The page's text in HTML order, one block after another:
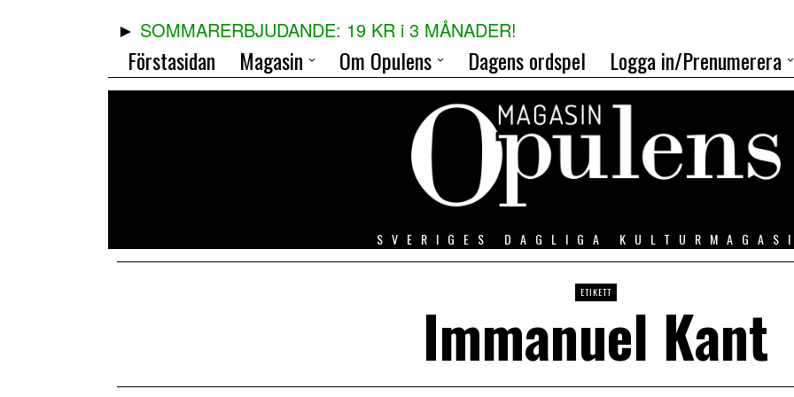
SOMMARERBJUDANDE: 19 KR i 3 MÅNADER!
Förstasidan Magasin Om Opulens Dagens ordspel Logga in/Prenumerera
SVERIGES DAGLIGA
ETIKETT
Immanuel Kant